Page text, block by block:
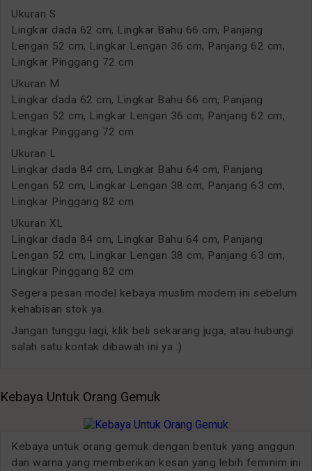
Ukuran S
Lingkar dada 62 cm, Lingkar Bahu 66 cm, Panjang
Lengan 52 cm, Lingkar Lengan 36 cm, Panjang 62 cm,
Lingkar Pinggang 72 cm
Ukuran M
Lingkar dada 62 cm, Lingkar Bahu 66 cm, Panjang
Lengan 52 cm, Lingkar Lengan 36 cm, Panjang 62 cm,
Lingkar Pinggang 72 cm
Ukuran L
Lingkar dada 84 cm, Lingkar Bahu 64 cm, Panjang
Lengan 52 cm, Lingkar Lengan 38 cm, Panjang 63 cm,
Lingkar Pinggang 82 cm
Ukuran XL
Lingkar dada 84 cm, Lingkar Bahu 64 cm, Panjang
Lengan 52 cm, Lingkar Lengan 38 cm, Panjang 63 cm,
Lingkar Pinggang 82 cm
Segera pesan model kebaya muslim modern ini sebelum
kehabisan stok ya.
Jangan tunggu lagi, klik beli sekarang juga, atau hubungi
salah satu kontak dibawah ini ya :)
Kebaya Untuk Orang Gemuk
Kebaya untuk orang gemuk dengan bentuk yang anggun
dan warna yang memberikan kesan yang lebih feminim ini